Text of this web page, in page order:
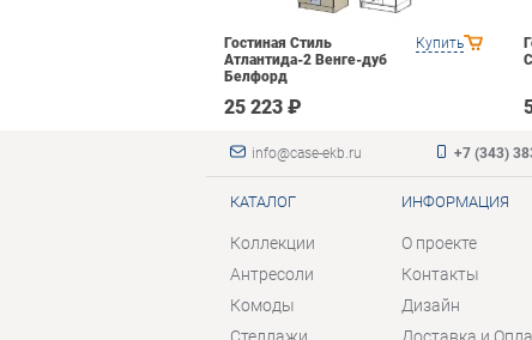
Купить
Гостиная Стиль
Атлантида-2 Венге-дуб
Белфорд
25 223 ₽
info@case-ekb.ru +7 (343)
КАТАЛОГ
Коллекции
Антресоли
Комоды
ИНФОРМАЦИЯ
О проекте
Контакты
Дизайн